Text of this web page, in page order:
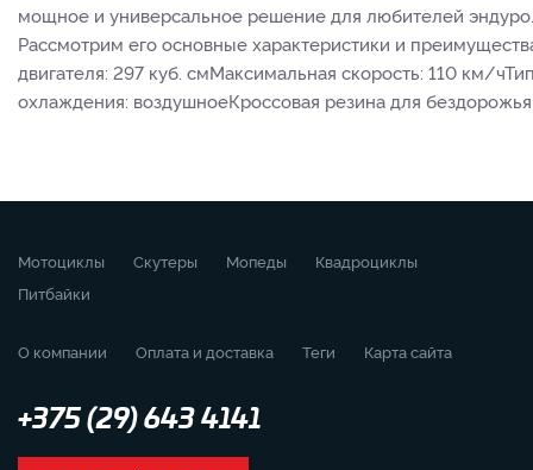
мощное и универсальное решение для любителей эндуро.
Рассмотрим его основные характеристики и
двигателя: 297 куб. смМаксимальная скорость: 110 км/
охлаждения: воздушноеКроссовая резина для
Мотоциклы Скутеры Мопеды
Квадроциклы
Питбайки
О компании Оплата и доставка Теги Карта сайта
+375 (29) 643 4141